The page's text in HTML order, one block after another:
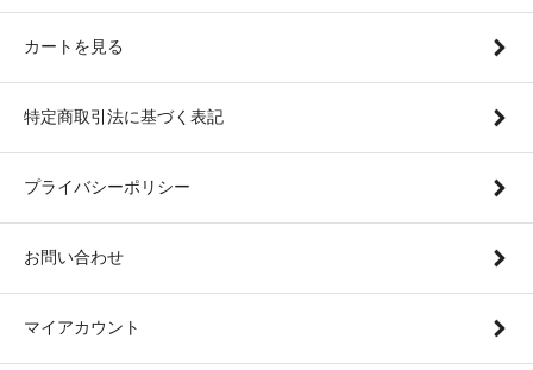
カートを見る
特定商取引法に基づく表記
プライバシーポリシー
お問い合わせ
マイアカウント